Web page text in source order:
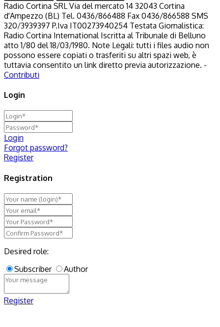
Radio Cortina SRL Via del mercato 14 32043 Cortina
d'Ampezzo (BL) Tel. 0436/866488 Fax 0436/866588 SMS
320/3939397 P.Iva IT00273940254 Testata Giornalistica:
Radio Cortina International Iscritta al Tribunale di Belluno
atto 1/80 del 18/03/1980. Note Legali: tutti i files audio non
possono essere copiati o trasferiti su altri spazi web, è
tuttavia consentito un link diretto previa autorizzazione. -
Contributi
Login
Login
Forgot password?
Register
Registration
Desired role:
Subscriber
Author
Register